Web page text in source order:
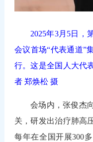
2025年3月5日，
会议首场“代表通道”
行。这是全国人大代
者 郑焕松 摄
会场内，张俊杰
关，研发出治疗肺高
每年在全国开展300